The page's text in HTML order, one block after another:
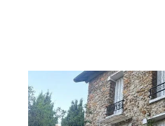
EPINAY SUR ORGE 91
53,67 m2, 3 pièces
Ref : 4020